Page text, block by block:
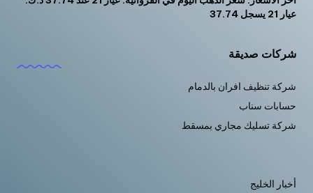
عيار 21 يسجل 37.74
شركات صديقة
شركة تنظيف افران بالدمام
حسابات سناب
شركة تسليك مجاري بمسقط
أخبار الخليج